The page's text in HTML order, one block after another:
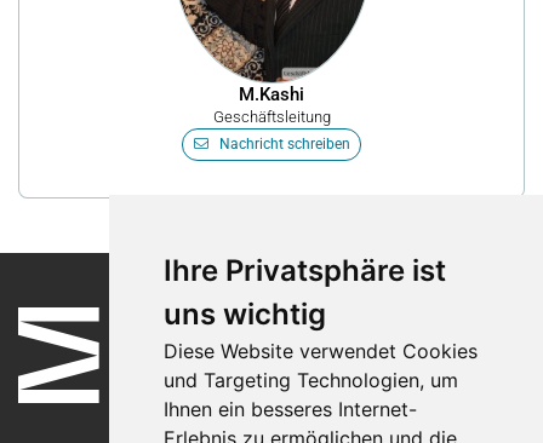
Ihre Privatsphäre ist
uns wichtig
Diese Website verwendet Cookies
und Targeting Technologien, um
Ihnen ein besseres Internet-
Erlebnis zu ermöglichen und die
M.Kashi
Geschäftsleitung
Nachricht schreiben